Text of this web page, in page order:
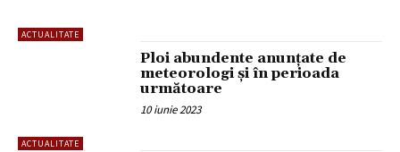
ACTUALITATE
ACTUALITATE
Ploi abundente anunțate de
meteorologi și în perioada
următoare
10 iunie 2023